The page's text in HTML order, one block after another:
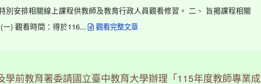
別安排相關線上課程供教師及教育行政人員觀看修習。 二、 旨揭課程相關
) 觀看時間：得於116...
觀看完整文章
學前教育署委請國立臺中教育大學辦理「115年度教師專業成